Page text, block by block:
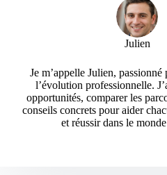
Julien
Je m’appelle Julien,
l’évolution professionnelle.
opportunités, comparer les
conseils concrets pour aider
et réussir dans le